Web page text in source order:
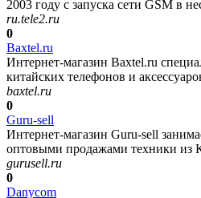
2003 году с запуска сети GSM в
ru.tele2.ru
0
Baxtel.ru
Интернет-магазин Baxtel.ru
китайских телефонов и
baxtel.ru
0
Guru-sell
Интернет-магазин Guru-sell
оптовыми продажами техники из
gurusell.ru
0
Danycom